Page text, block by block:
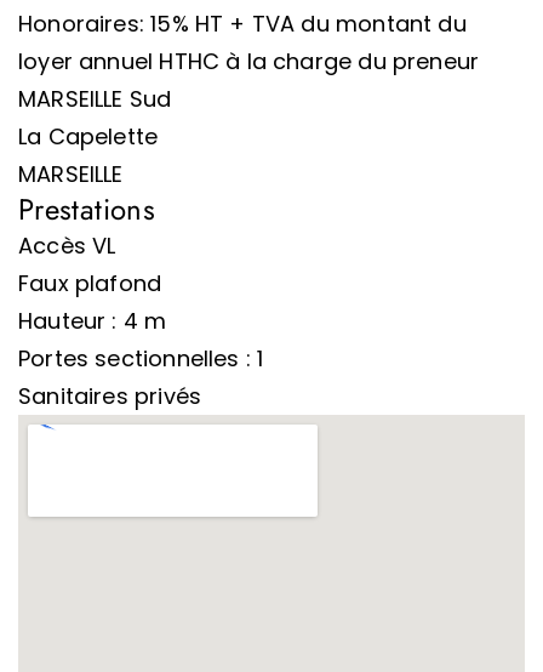
Honoraires: 15% HT + TVA du montant du
loyer annuel HTHC à la charge du preneur
MARSEILLE Sud
La Capelette
MARSEILLE
Prestations
Accès VL
Faux plafond
Hauteur : 4 m
Portes sectionnelles : 1
Sanitaires privés